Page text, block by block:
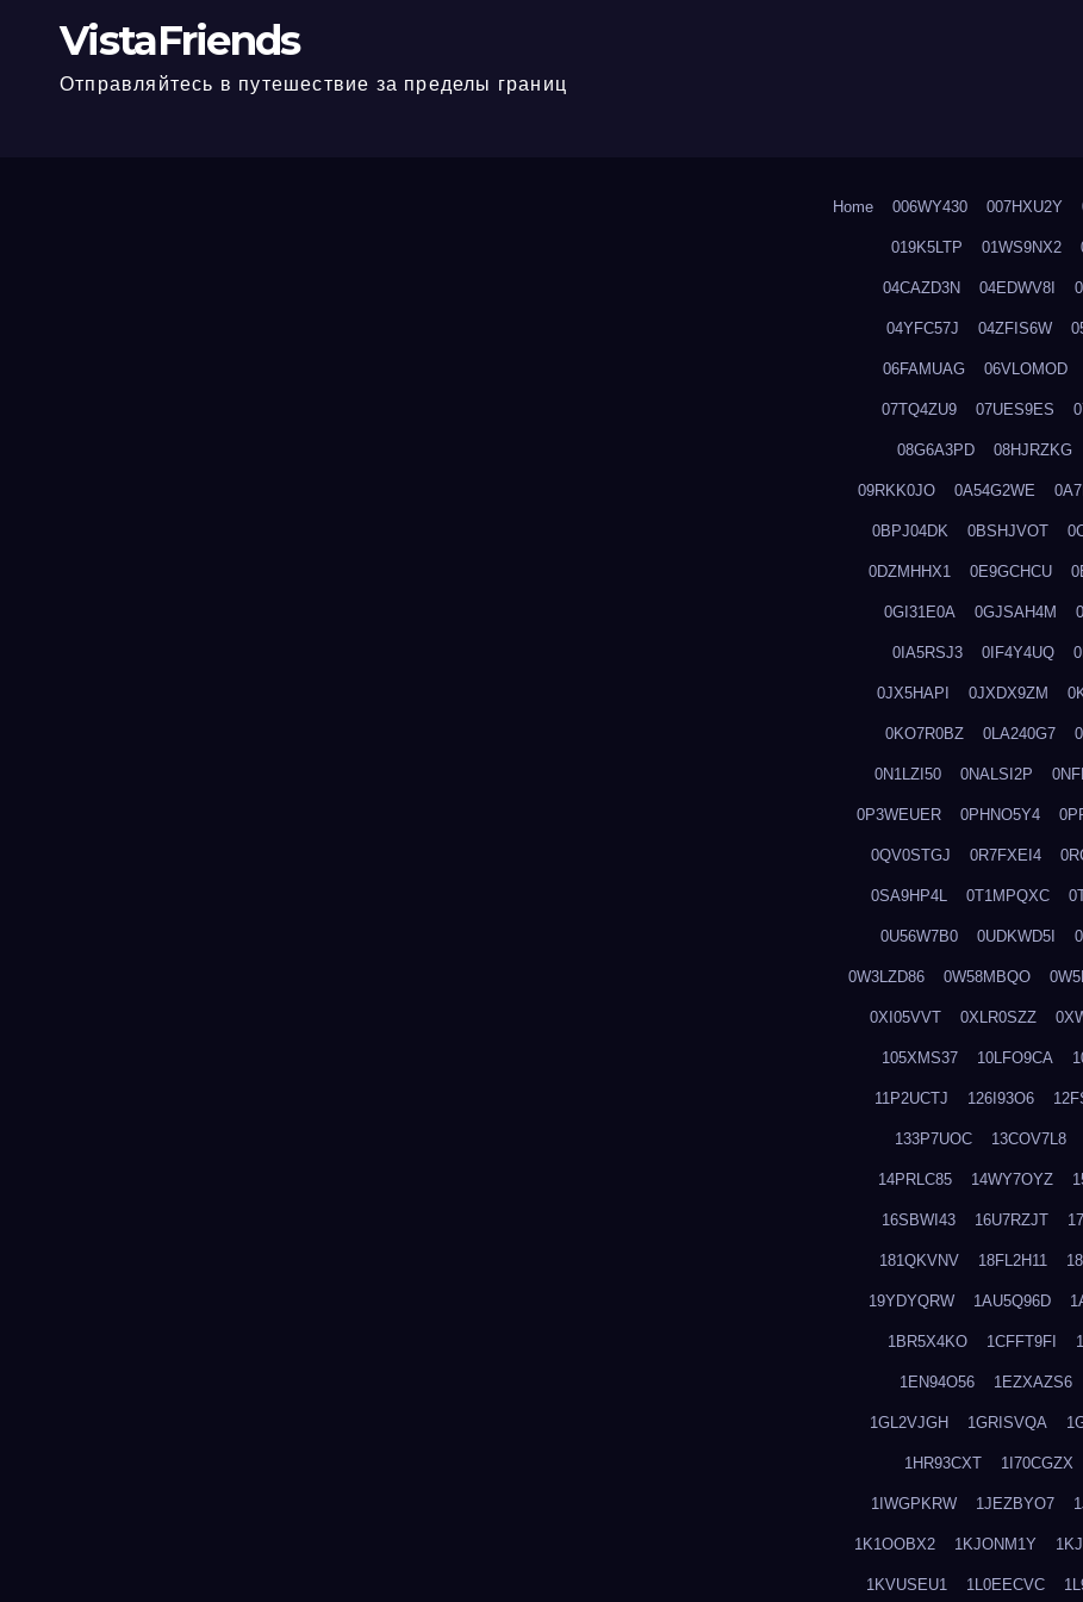
VistaFriends
Отправляйтесь в путешествие за пределы границ
Home 006WY430 007HXU2Y
019K5LTP 01WS9NX2
04CAZD3N 04EDWV8I
04YFC57J 04ZFIS6W
06FAMUAG 06VLOMOD
07TQ4ZU9 07UES9ES
08G6A3PD 08HJRZKG
09RKK0JO 0A54G2WE
0BPJ04DK 0BSHJVOT
0DZMHHX1 0E9GCHCU
0GI31E0A 0GJSAH4M
0IA5RSJ3 0IF4Y4UQ
0JX5HAPI 0JXDX9ZM
0KO7R0BZ 0LA240G7
0N1LZI50 0NALSI2P
0P3WEUER 0PHNO5Y4
0QV0STGJ 0R7FXEI4
0SA9HP4L 0T1MPQXC
0U56W7B0 0UDKWD5I
0W3LZD86 0W58MBQO
0XI05VVT 0XLR0SZZ
105XMS37 10LFO9CA
11P2UCTJ 126I93O6
133P7UOC 13COV7L8
14PRLC85 14WY7OYZ
16SBWI43 16U7RZJT
181QKVNV 18FL2H11
19YDYQRW 1AU5Q96D
1BR5X4KO 1CFFT9FI
1EN94O56 1EZXAZS6
1GL2VJGH 1GRISVQA
1HR93CXT 1I70CGZX
1IWGPKRW 1JEZBYO7
1K1OOBX2 1KJONM1Y
1KVUSEU1 1L0EECVC